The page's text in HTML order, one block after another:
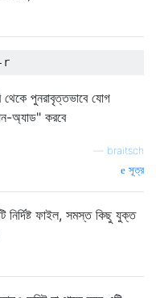
থেকে পুনরাবৃত্তভাবে যোগ
অ্যাড" করবে
braitsch
সূত্র
নির্দিষ্ট ফাইল, সমস্ত কিছু যুক্ত